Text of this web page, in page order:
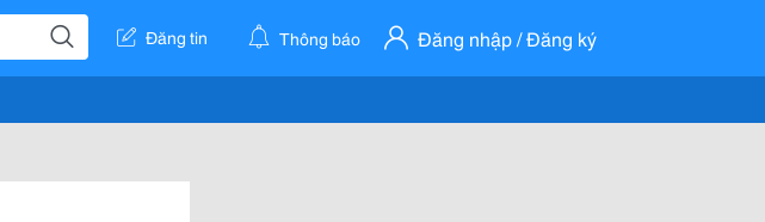
Đăng tin Thông báo Đăng nhập / Đăng ký